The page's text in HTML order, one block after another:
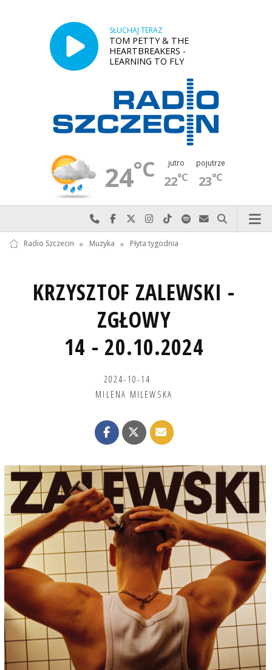
SŁUCHAJ TERAZ
TOM PETTY & THE
HEARTBREAKERS -
LEARNING TO FLY
24°C jutro
22°C
pojutrze
23°C
Najlepiej po prostu do nas zadzwoń
Odwiedź nas na Facebook-u
Odwiedź nas na X
Odwiedź nas na Instagram-ie
Odwiedź nas na TikTok-u
Szukaj nas na Spotify
Wyślij do nas
Szukaj
Radio Szczecin » Muzyka » Płyta tygodnia
KRZYSZTOF ZALEWSKI -
ZGŁOWY
14 - 20.10.2024
2024-10-14
MILENA MILEWSKA